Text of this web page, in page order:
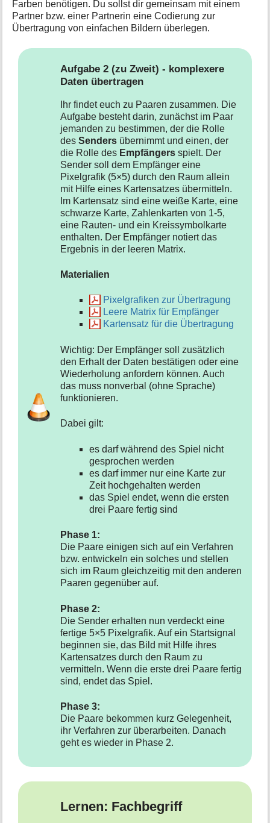
Farben benötigen. Du sollst dir gemeinsam mit einem
Partner bzw. einer Partnerin eine Codierung zur
Übertragung von einfachen Bildern überlegen.
Aufgabe 2 (zu Zweit) - komplexere
Daten übertragen
Ihr findet euch zu Paaren zusammen. Die
Aufgabe besteht darin, zunächst im Paar
jemanden zu bestimmen, der die Rolle
desSenders übernimmt und einen, der
die Rolle des Empfängers spielt. Der
Sender soll dem Empfänger eine
Pixelgrafik (5×5) durch den Raum allein
mit Hilfe eines Kartensatzes übermitteln.
Im Kartensatz sind eine weiße Karte, eine
schwarze Karte, Zahlenkarten von 1-5,
eine Rauten- und ein Kreissymbolkarte
enthalten. Der Empfänger notiert das
Ergebnis in der leeren Matrix.
Materialien
Pixelgrafiken zur Übertragung
Leere Matrix für Empfänger
Kartensatz für die Übertragung
Wichtig: Der Empfänger soll zusätzlich
den Erhalt der Daten bestätigen oder eine
Wiederholung anfordern können. Auch
das muss nonverbal (ohne Sprache)
funktionieren.
Dabei gilt:
es darf während des Spiel nicht
gesprochen werden
es darf immer nur eine Karte zur
Zeit hochgehalten werden
das Spiel endet, wenn die ersten
drei Paare fertig sind
Phase 1:
Die Paare einigen sich auf ein Verfahren
bzw. entwickeln ein solches und stellen
sich im Raum gleichzeitig mit den anderen
Paaren gegenüber auf.
Phase 2:
Die Sender erhalten nun verdeckt eine
fertige 5×5 Pixelgrafik. Auf ein Startsignal
beginnen sie, das Bild mit Hilfe ihres
Kartensatzes durch den Raum zu
vermitteln. Wenn die erste drei Paare fertig
sind, endet das Spiel.
Phase 3:
Die Paare bekommen kurz Gelegenheit,
ihr Verfahren zur überarbeiten. Danach
geht es wieder in Phase 2.
Lernen: Fachbegriff